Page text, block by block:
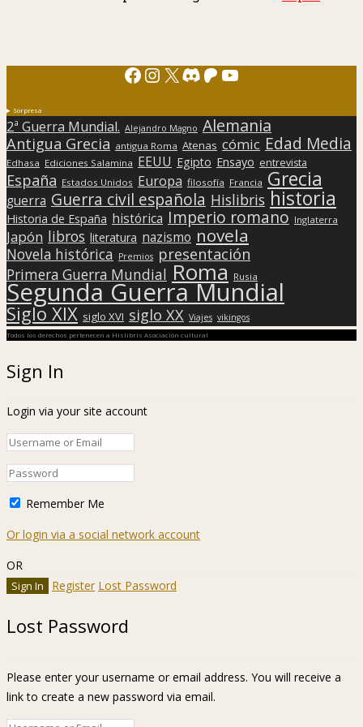
Facebook
Instagram
X Discord
Patreon
YouTube
Sorpresa
2ª Guerra Mundial. Alejandro Magno Alemania
Antigua Grecia antigua Roma Atenas cómic Edad Media
Edhasa Ediciones Salamina EEUU Egipto Ensayo entrevista
España Estados Unidos Europa filosofía Francia Grecia
guerra Guerra civil española Hislibris historia
Historia de España histórica Imperio romano Inglaterra
Japón libros literatura nazismo novela
Novela histórica Premios presentación
Primera Guerra Mundial Roma Rusia
Segunda Guerra Mundial
Siglo XIX siglo XVI siglo XX Viajes vikingos
Todos los derechos pertenecen a Hislibris Asociación cultural
Sign In
Login via your site account
Remember Me
Or login via a social network account
OR
Register Lost Password
Lost Password
Please enter your username or email address. You will receive a
link to create a new password via email.